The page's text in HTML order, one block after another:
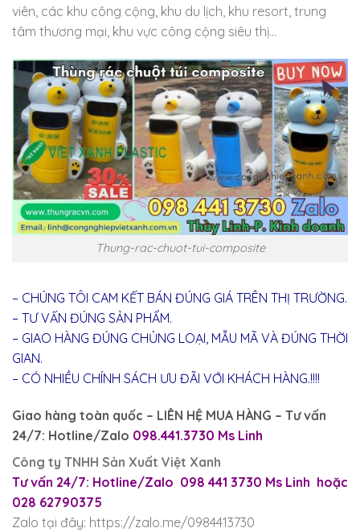
viên, các khu công cộng, khu du lịch, khu resort, trung
tâm thương mại, khu vực công cộng siêu thị…
Thung-rac-chuot-tui-composite
– CHÚNG TÔI CAM KẾT BÁN ĐÚNG GIÁ TRÊN THỊ TRƯỜNG.
– TƯ VẤN ĐÚNG SẢN PHẨM.
– GIAO HÀNG ĐÚNG CHỦNG LOẠI, MẪU MÃ VÀ ĐÚNG THỜI
GIAN.
– CÓ NHIỀU CHÍNH SÁCH ƯU ĐÃI VỚI KHÁCH HÀNG.!!!!
Giao hàng toàn quốc – LIÊN HỆ MUA HÀNG – Tư vấn
24/7: Hotline/Zalo 098.441.3730 Ms Linh
Công ty TNHH Sản Xuất Việt Xanh
Tư vấn 24/7: Hotline/Zalo 098 441 3730 Ms Linh hoặc
028 62790375
Zalo tại đây: https://zalo.me/0984413730